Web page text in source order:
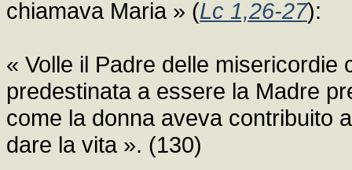
chiamava Maria » (Lc 1,26-27):
« Volle il Padre delle
predestinata a essere la Madre
come la donna aveva contribuito
dare la vita ». (130)